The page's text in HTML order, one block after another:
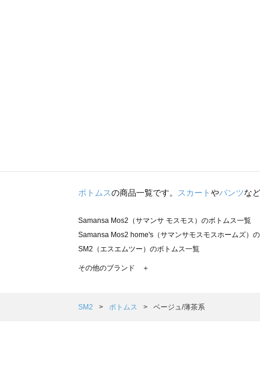
ボトムスの商品一覧です。 スカートやパンツな
Samansa Mos2（サマンサ モスモス）のボトムス一覧
Samansa Mos2 home's（サマンサモスモスホームズ）
SM2（エスエムツー）のボトムス一覧
TSUHARU by Samansa Mos2（ツハルバイサマンサモス
Samansa Mos2 Lagom（サマンサモスモス ラーゴム）の
その他のブランド ＋
SM2 ボトムス ベージュ/薄茶系